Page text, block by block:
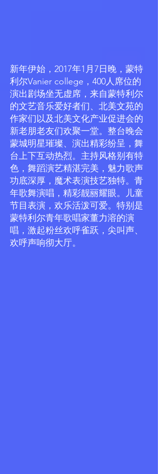
新年伊始，2017年1月7日晚，蒙特
利尔Vanier college，400人席位的
演出剧场坐无虚席，来自蒙特利尔
的文艺音乐爱好者们、北美文苑的
作家们以及北美文化产业促进会的
新老朋老友们欢聚一堂。整台晚会
蒙城明星璀璨、演出精彩纷呈，舞
台上下互动热烈。主持风格别有特
色，舞蹈演艺精湛完美，魅力歌声
功底深厚，魔术表演技艺独特。青
年歌舞演唱，精彩靓丽耀眼。儿童
节目表演，欢乐活泼可爱。特别是
蒙特利尔青年歌唱家董力溶的演
唱，激起粉丝欢呼雀跃，尖叫声、
欢呼声响彻大厅。